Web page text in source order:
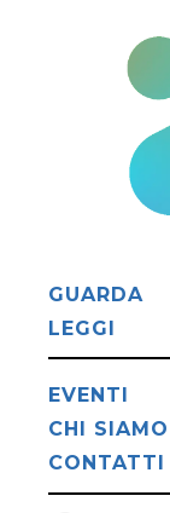
GUARDA
LEGGI
EVENTI
CHI SIAMO
CONTATTI